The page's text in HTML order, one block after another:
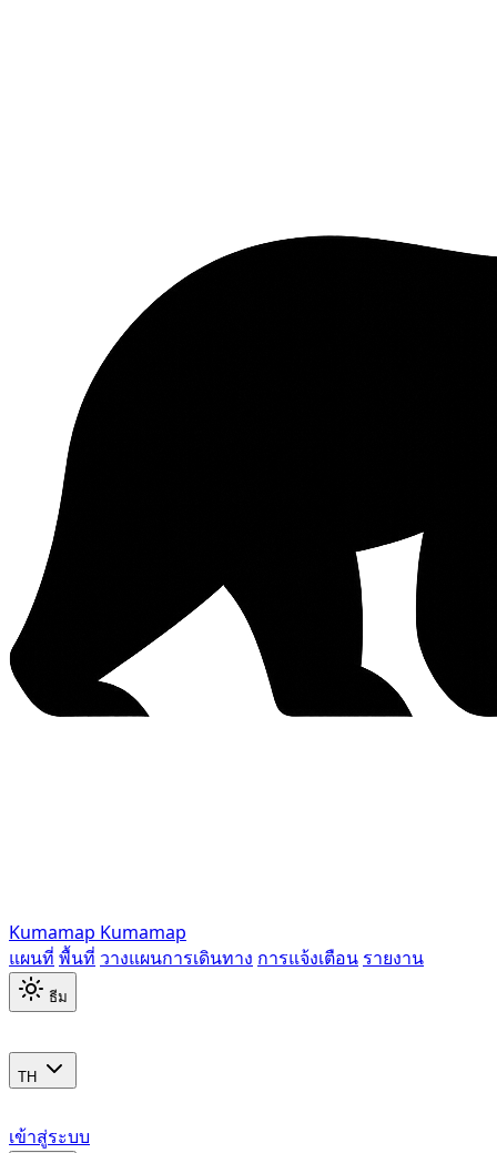
Kumamap Kumamap
แผนที่ พื้นที่ วางแผนการเดินทาง การแจ้งเตือน รายงาน
ธีม
TH
เข้าสู่ระบบ